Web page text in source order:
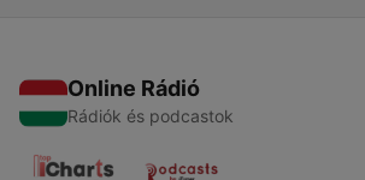
Online Rádió
Rádiók és podcastok